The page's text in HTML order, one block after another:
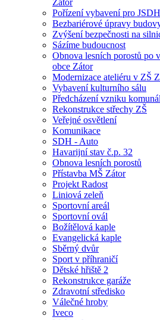
Zátor
Pořízení vybavení pro
Bezbariérové úpravy
Zvýšení bezpečnosti na
Sázíme budoucnost
Obnova lesních porostů po
obce Zátor
Modernizace ateliéru v ZŠ
Vybavení kulturního sálu
Předcházení vzniku
Rekonstrukce střechy ZŠ
Veřejné osvětlení
Komunikace
SDH - Auto
Havarijní stav č.p. 32
Obnova lesních porostů
Přístavba MŠ Zátor
Projekt Radost
Liniová zeleň
Sportovní areál
Sportovní ovál
Božítělová kaple
Evangelická kaple
Sběrný dvůr
Sport v příhraničí
Dětské hřiště 2
Rekonstrukce garáže
Zdravotní středisko
Válečné hroby
Iveco